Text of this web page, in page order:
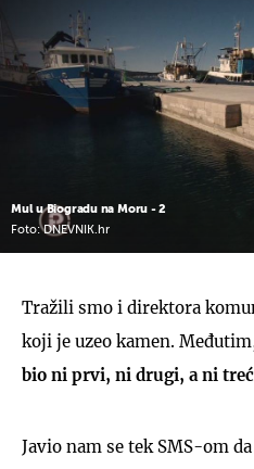
Mul u Biogradu na Moru - 2
Foto: DNEVNIK.hr
Tražili smo i direktora
koji je uzeo kamen.
bio ni prvi, ni drugi, a ni
Javio nam se tek SMS-om